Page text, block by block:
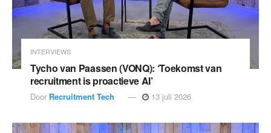
INTERVIEWS
Tycho van Paassen (VONQ): ‘Toekomst van
recruitment is proactieve AI’
Door Recruitment Tech 13 juli 2026